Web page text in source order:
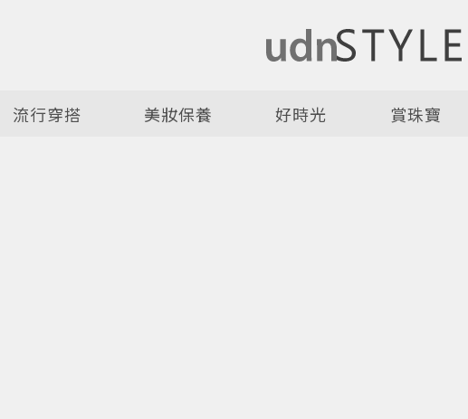
流行穿搭 美妝保養 好時光 賞珠寶